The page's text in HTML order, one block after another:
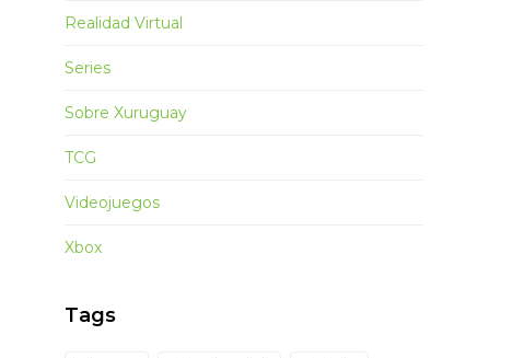
Realidad Virtual
Series
Sobre Xuruguay
TCG
Videojuegos
Xbox
Tags